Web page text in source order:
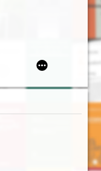
= Matrona of
żołnierzy, policjantów